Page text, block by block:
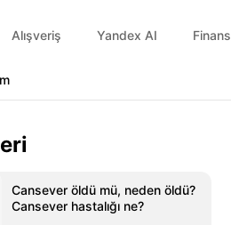
Alışveriş Yandex AI Finans
Cansever öldü mü, neden öldü?
Cansever hastalığı ne?